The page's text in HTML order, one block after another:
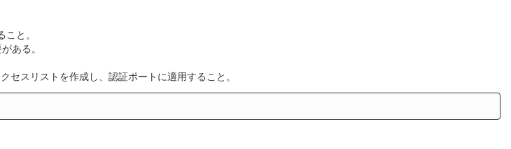
と。
ある。
スリストを作成し、認証ポートに適用すること。